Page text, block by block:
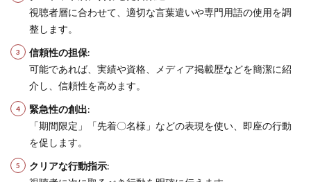
視聴者層に合わせて、適切な言葉遣いや専門用語の使用を調
整します。
信頼性の担保:
可能であれば、実績や資格、メディア掲載歴などを簡潔に紹
介し、信頼性を高めます。
緊急性の創出:
「期間限定」「先着〇名様」などの表現を使い、即座の行動
を促します。
クリアな行動指示: